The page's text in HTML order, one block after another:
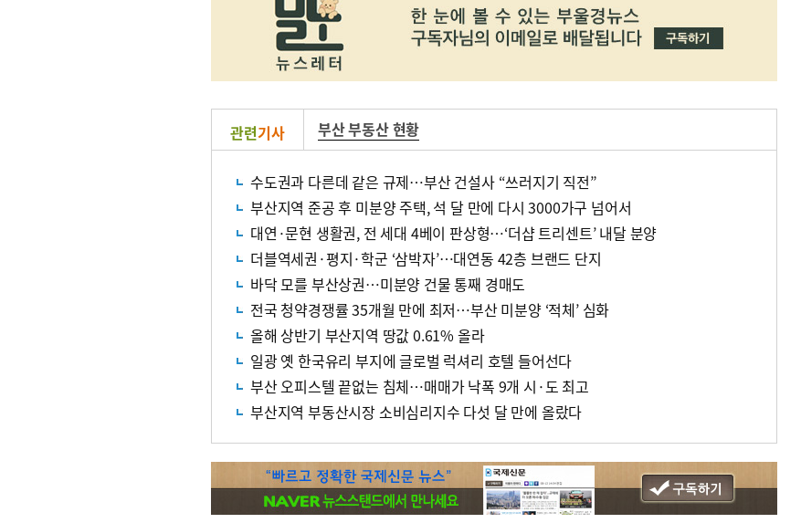
관련기사 부산 부동산 현황
수도권과 다른데 같은 규제…부산 건설사 “쓰러지기 직전”
부산지역 준공 후 미분양 주택, 석 달 만에 다시 3000가구 넘어서
대연·문현 생활권, 전 세대 4베이 판상형…‘더샵 트리센트’ 내달 분양
더블역세권·평지·학군 ‘삼박자’…대연동 42층 브랜드 단지
바닥 모를 부산상권…미분양 건물 통째 경매도
전국 청약경쟁률 35개월 만에 최저…부산 미분양 ‘적체’ 심화
올해 상반기 부산지역 땅값 0.61% 올라
일광 옛 한국유리 부지에 글로벌 럭셔리 호텔 들어선다
부산 오피스텔 끝없는 침체…매매가 낙폭 9개 시·도 최고
부산지역 부동산시장 소비심리지수 다섯 달 만에 올랐다